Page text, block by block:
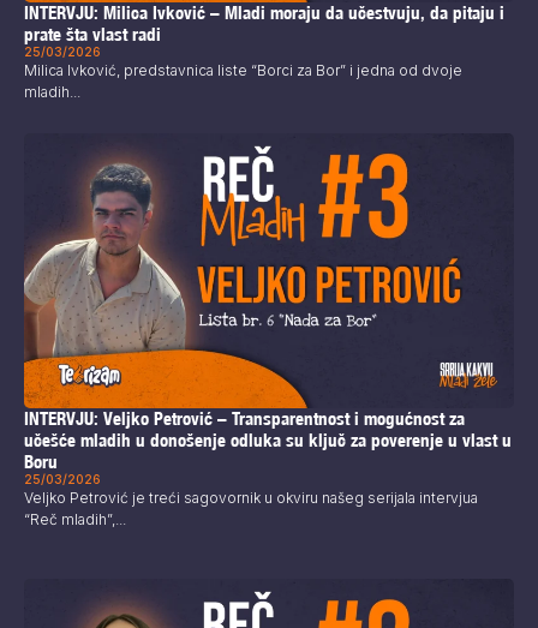
INTERVJU: Milica Ivković – Mladi moraju da učestvuju, da pitaju i
prate šta vlast radi
25/03/2026
Milica Ivković, predstavnica liste “Borci za Bor” i jedna od dvoje
mladih...
INTERVJU: Veljko Petrović – Transparentnost i mogućnost za
učešće mladih u donošenje odluka su ključ za poverenje u vlast u
Boru
25/03/2026
Veljko Petrović je treći sagovornik u okviru našeg serijala intervjua
“Reč mladih”,...